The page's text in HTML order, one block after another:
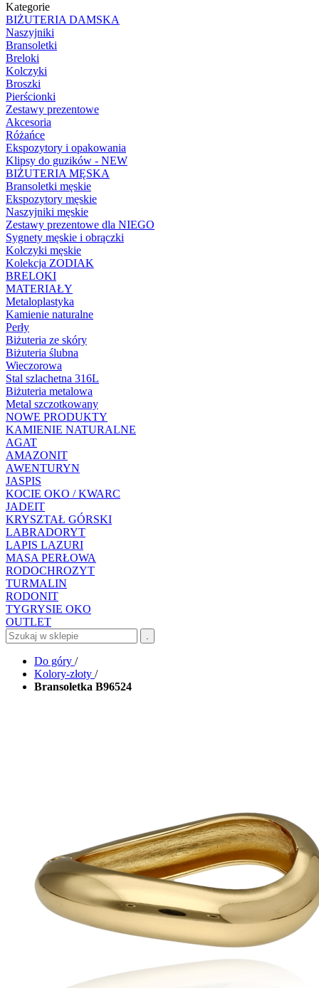
Kategorie
BIŻUTERIA DAMSKA
Naszyjniki
Bransoletki
Breloki
Kolczyki
Broszki
Pierścionki
Zestawy prezentowe
Akcesoria
Różańce
Ekspozytory i opakowania
Klipsy do guzików - NEW
BIŻUTERIA MĘSKA
Bransoletki męskie
Ekspozytory męskie
Naszyjniki męskie
Zestawy prezentowe dla NIEGO
Sygnety męskie i obrączki
Kolczyki męskie
Kolekcja ZODIAK
BRELOKI
MATERIAŁY
Metaloplastyka
Kamienie naturalne
Perły
Biżuteria ze skóry
Biżuteria ślubna
Wieczorowa
Stal szlachetna 316L
Biżuteria metalowa
Metal szczotkowany
NOWE PRODUKTY
KAMIENIE NATURALNE
AGAT
AMAZONIT
AWENTURYN
JASPIS
KOCIE OKO / KWARC
JADEIT
KRYSZTAŁ GÓRSKI
LABRADORYT
LAPIS LAZURI
MASA PERŁOWA
RODOCHROZYT
TURMALIN
RODONIT
TYGRYSIE OKO
OUTLET
.
Do góry /
Kolory-złoty /
Bransoletka B96524